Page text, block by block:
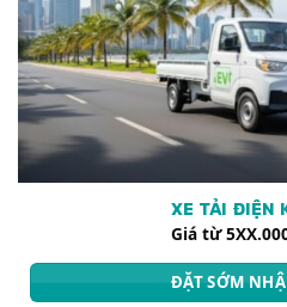
XE TẢI ĐIỆN
Giá từ
ĐẶT SỚM